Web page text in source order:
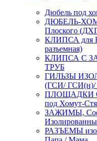
Дюбель под
ДЮБЕЛЬ-
Плоского
КЛИПСА для
разъемная)
КЛИПСА С
ТРУБ
ГИЛЬЗЫ
(ГСИ/
ПЛОЩАДКИ
под Хомут-
ЗАЖИМЫ,
РАЗЪЕМЫ